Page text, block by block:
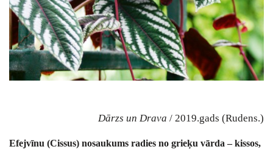
Dārzs un Drava / 2019.gads (Rudens.)
Efejvīnu (Cissus) nosaukums radies no grieķu vārda – kissos,